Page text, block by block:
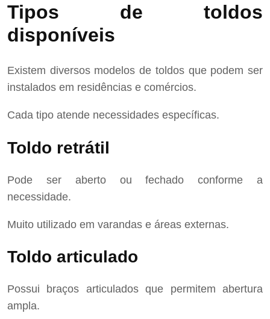
Tipos de toldos
disponíveis
Existem diversos modelos de toldos que podem ser
instalados em residências e comércios.
Cada tipo atende necessidades específicas.
Toldo retrátil
Pode ser aberto ou fechado conforme a
necessidade.
Muito utilizado em varandas e áreas externas.
Toldo articulado
Possui braços articulados que permitem abertura
ampla.